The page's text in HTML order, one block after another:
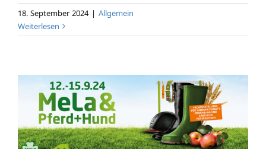
18. September 2024 | Allgemein
Weiterlesen